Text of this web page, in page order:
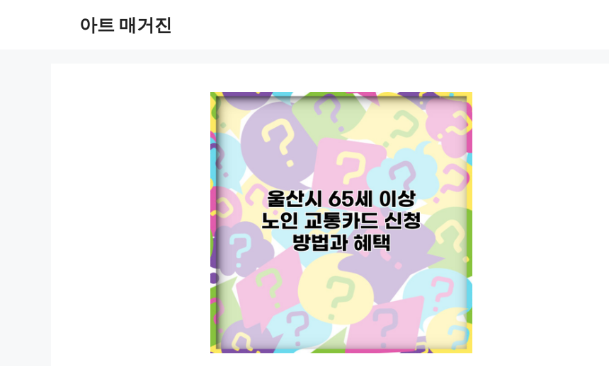
아트 매거진